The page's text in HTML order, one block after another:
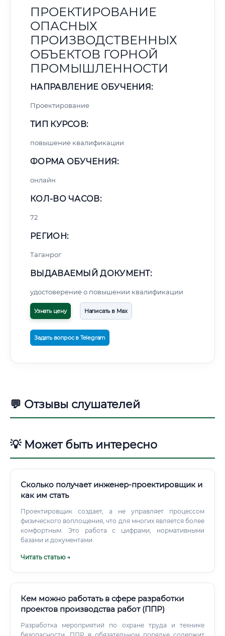
ПРОЕКТИРОВАНИЕ
ОПАСНЫХ
ПРОИЗВОДСТВЕННЫХ
ОБЪЕКТОВ ГОРНОЙ
ПРОМЫШЛЕННОСТИ
НАПРАВЛЕНИЕ ОБУЧЕНИЯ:
Проектирование
ТИП КУРСОВ:
повышение квалификации
ФОРМА ОБУЧЕНИЯ:
онлайн
КОЛ-ВО ЧАСОВ:
72
РЕГИОН:
Таганрог
ВЫДАВАЕМЫЙ ДОКУМЕНТ:
удостоверение о повышении квалификации
Узнать цену Написать в Max
Задать вопрос в Telegram
💬 Отзывы слушателей
💡 Может быть интересно
Сколько получает инженер-проектировщик и
как им стать
Проектировщик создает, а не управляет процессом
физического воплощения, что для многих является более
комфортным. Это работа с цифрами, нормативными
базами и документами.
Читать статью →
Кем можно работать в сфере разработки
проектов производства работ (ППР)
Разработка мероприятий по охране труда и технике